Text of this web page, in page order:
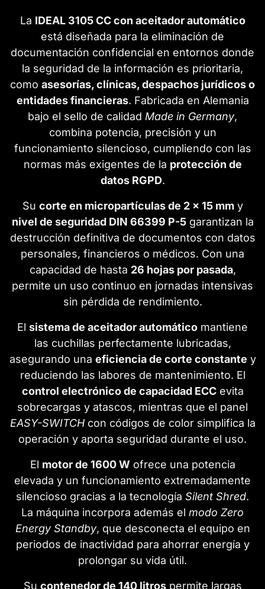
La IDEAL 3105 CC con aceitador automático
está diseñada para la eliminación de
documentación confidencial en entornos donde
la seguridad de la información es prioritaria,
como asesorías, clínicas, despachos jurídicos o
entidades financieras. Fabricada en Alemania
bajo el sello de calidad Made in Germany,
combina potencia, precisión y un
funcionamiento silencioso, cumpliendo con las
normas más exigentes de la protección de
datos RGPD.
Su corte en micropartículas de 2 x 15 mmy
nivel de seguridad DIN 66399 P-5garantizan la
destrucción definitiva de documentos con datos
personales, financieros o médicos. Con una
capacidad de hasta 26 hojas por pasada,
permite un uso continuo en jornadas intensivas
sin pérdida de rendimiento.
El sistema de aceitador automático mantiene
las cuchillas perfectamente lubricadas,
asegurando una eficiencia de corte constante y
reduciendo las labores de mantenimiento. El
control electrónico de capacidad ECCevita
sobrecargas y atascos, mientras que el panel
EASY-SWITCHcon códigos de color simplifica la
operación y aporta seguridad durante el uso.
El motor de 1600 W ofrece una potencia
elevada y un funcionamiento extremadamente
silencioso gracias a la tecnología Silent Shred.
La máquina incorpora además el modo Zero
Energy Standby, que desconecta el equipo en
periodos de inactividad para ahorrar energía y
prolongar su vida útil.
Su contenedor de 140 litrospermite largas